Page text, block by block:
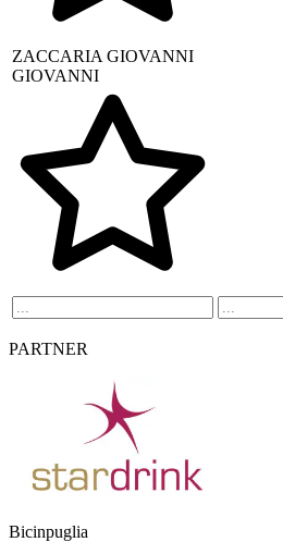
ZACCARIA GIOVANNI
GIOVANNI
PARTNER
Bicinpuglia